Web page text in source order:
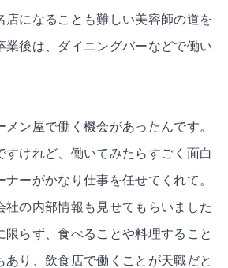
店になることも難しい美容師の道を
業後は、ダイニングバーなどで働い
ン屋で働く機会があったんです。
すけれど、働いてみたらすごく面白
ーがかなり仕事を任せてくれて。
社の内部情報も見せてもらいました
限らず、食べることや料理すること
あり、飲食店で働くことが天職だと